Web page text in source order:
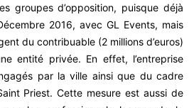
groupes d’opposition, puisque déjà
2016, avec GL Events, mais
du contribuable (2 millions d’euros)
entité privée. En effet, l’entreprise
par la ville ainsi que du cadre
Priest. Cette mesure est aussi de